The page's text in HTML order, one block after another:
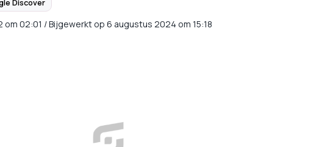
om 02:01 /Bijgewerkt op 6 augustus 2024 om 15:18